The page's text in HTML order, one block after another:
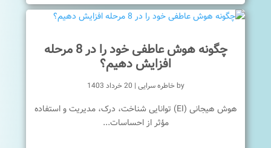
چگونه هوش عاطفی خود را در 8 مرحله
افزایش دهیم؟
byخاطره سرایی | 20 خرداد 1403
هوش هیجانی (EI) توانایی شناخت، درک، مدیریت و استفاده
مؤثر از احساسات...